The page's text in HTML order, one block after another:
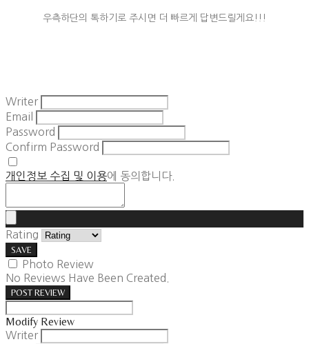
우측하단의 톡하기로 주시면 더 빠르게 답변드릴게요!!!
Writer
Email
Password
Confirm Password
개인정보 수집 및 이용에 동의합니다.
Rating
SAVE
Photo Review
No Reviews Have Been Created.
POST REVIEW
Modify Review
Writer